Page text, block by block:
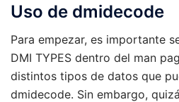
Uso de dmidecode
Para empezar, es importante
DMI TYPES dentro del man
distintos tipos de datos que
dmidecode. Sin embargo,